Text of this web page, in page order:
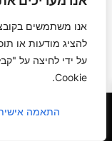
להציג מודעות או
על ידי לחיצה על
Cookie.
התאמה
כל
0